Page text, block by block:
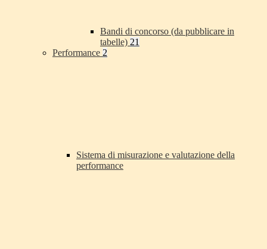
Bandi di concorso (da pubblicare in
tabelle) 21
Performance 2
Sistema di misurazione e valutazione della
performance